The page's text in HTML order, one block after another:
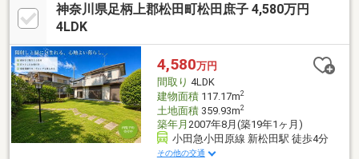
神奈川県足柄上郡松田町松田庶子 4,580万円
4LDK
4,580万円
間取り 4LDK
建物面積117.17m2
土地面積359.93m2
築年月 2007年8月(築19年1ヶ月)
小田急小田原線 新松田駅 徒歩4分
その他の交通